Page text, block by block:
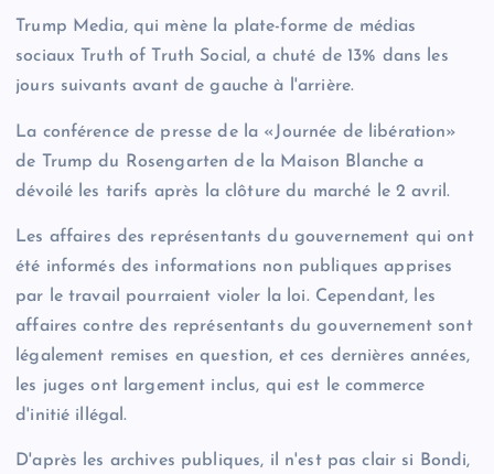
Trump Media, qui mène la plate-forme de médias
sociaux Truth of Truth Social, a chuté de 13% dans les
jours suivants avant de gauche à l'arrière.
La conférence de presse de la «Journée de libération»
de Trump du Rosengarten de la Maison Blanche a
dévoilé les tarifs après la clôture du marché le 2 avril.
Les affaires des représentants du gouvernement qui ont
été informés des informations non publiques apprises
par le travail pourraient violer la loi. Cependant, les
affaires contre des représentants du gouvernement sont
légalement remises en question, et ces dernières années,
les juges ont largement inclus, qui est le commerce
d'initié illégal.
D'après les archives publiques, il n'est pas clair si Bondi,